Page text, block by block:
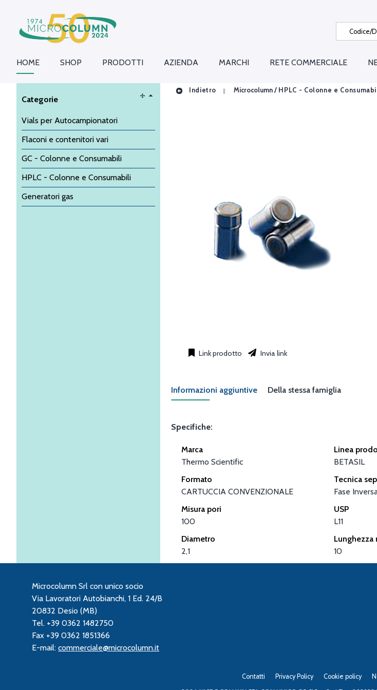
HOME SHOP PRODOTTI AZIENDA MARCHI RETE COMMERCIALE
Categorie
Vials per Autocampionatori
Flaconi e contenitori vari
GC - Colonne e Consumabili
HPLC - Colonne e Consumabili
Generatori gas
Indietro Microcolumn / HPLC - Colonne e
Link prodotto Invia link
Informazioni aggiuntive Della stessa famiglia
Specifiche:
Marca
Thermo Scientific
Linea
BETASIL
Formato
CARTUCCIA CONVENZIONALE
Tecnica
Fase
Misura pori
100
USP
L11
Diametro
2,1
Lunghezza
10
Microcolumn Srl con unico socio
Via Lavoratori Autobianchi, 1 Ed. 24/B
20832 Desio (MB)
Tel. +39 0362 1482750
Fax +39 0362 1851366
E-mail: commerciale@microcolumn.it
Contatti Privacy Policy Cookie policy